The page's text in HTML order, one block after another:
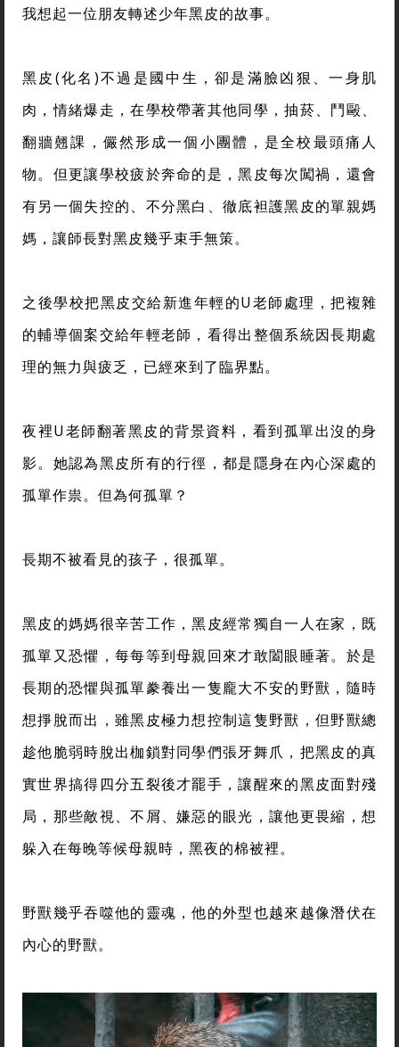
我想起一位朋友轉述少年黑皮的故事。
黑皮(化名)不過是國中生，卻是滿臉凶狠、一身肌
肉，情緒爆走，在學校帶著其他同學，抽菸、鬥毆、
翻牆翹課，儼然形成一個小團體，是全校最頭痛人
物。但更讓學校疲於奔命的是，黑皮每次闖禍，還會
有另一個失控的、不分黑白、徹底袒護黑皮的單親媽
媽，讓師長對黑皮幾乎束手無策。
之後學校把黑皮交給新進年輕的U老師處理，把複雜
的輔導個案交給年輕老師，看得出整個系統因長期處
理的無力與疲乏，已經來到了臨界點。
夜裡U老師翻著黑皮的背景資料，看到孤單出沒的身
影。她認為黑皮所有的行徑，都是隱身在內心深處的
孤單作祟。但為何孤單？
長期不被看見的孩子，很孤單。
黑皮的媽媽很辛苦工作，黑皮經常獨自一人在家，既
孤單又恐懼，每每等到母親回來才敢闔眼睡著。於是
長期的恐懼與孤單豢養出一隻龐大不安的野獸，隨時
想掙脫而出，雖黑皮極力想控制這隻野獸，但野獸總
趁他脆弱時脫出枷鎖對同學們張牙舞爪，把黑皮的真
實世界搞得四分五裂後才罷手，讓醒來的黑皮面對殘
局，那些敵視、不屑、嫌惡的眼光，讓他更畏縮，想
躲入在每晚等候母親時，黑夜的棉被裡。
野獸幾乎吞噬他的靈魂，他的外型也越來越像潛伏在
內心的野獸。